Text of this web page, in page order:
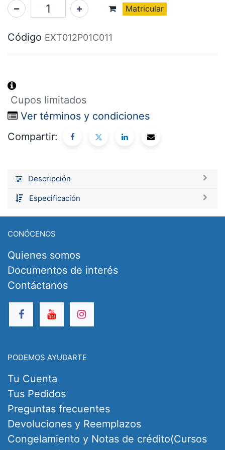
Matricular
Código EXT012P01C011
Cupos limitados
Ver términos y condiciones
Compartir:
Descripción
Especificación
CONÓCENOS
Quienes somos
Documentos de interés
Contáctanos
PODEMOS AYUDARTE
Tu Cuenta
Tus Pedidos
Preguntas frecuentes
Devoluciones y Reemplazos
Congelamiento y Notas de crédito(Cursos